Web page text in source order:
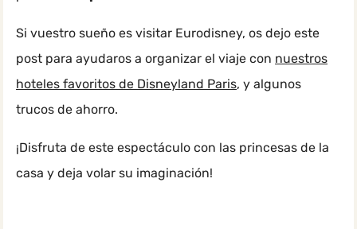
Si vuestro sueño es visitar Eurodisney, os dejo este
post para ayudaros a organizar el viaje con nuestros
hoteles favoritos de Disneyland Paris, y algunos
trucos de ahorro.
¡Disfruta de este espectáculo con las princesas de la
casa y deja volar su imaginación!